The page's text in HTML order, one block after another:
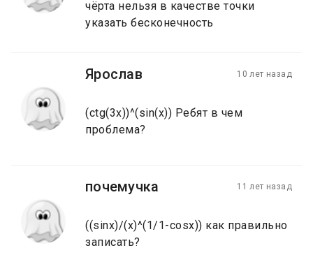
чёрта нельзя в качестве точки
указать бесконечность
Ярослав 10 лет назад
(ctg(3x))^(sin(x)) Ребят в чем
проблема?
почемучка 11 лет назад
((sinx)/(x)^(1/1-cosx)) как правильно
записать?